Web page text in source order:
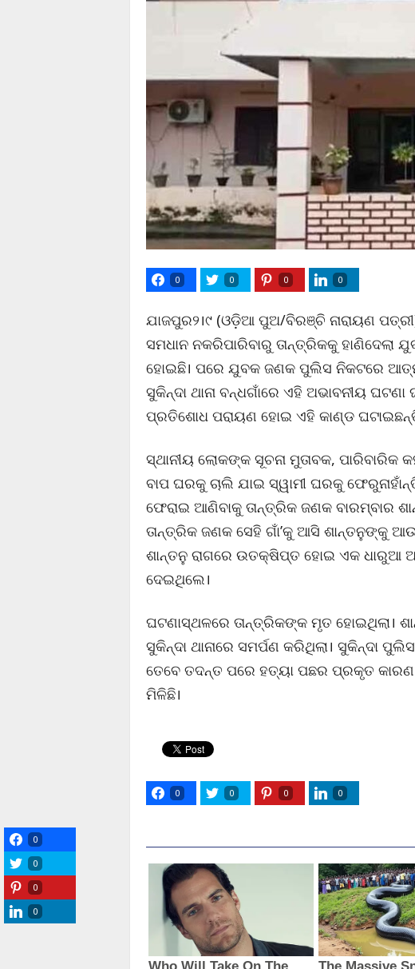
0 0 0 0
ଯାଜପୁର୨।୯ (ଓଡ଼ିଆ ପୁଅ/ବିରଞ୍ଚି ନାରାୟଣ
ସମଧାନ ନକରିପାରିବାରୁ ତାନ୍ତ୍ରିକକୁ
ହୋଇଛି। ପରେ ଯୁବକ ଜଣକ ପୁଲିସ ନିକଟରେ
ସୁକିନ୍ଦା ଥାନା ବନ୍ଧଗାଁରେ ଏହି ଅଭାବନୀୟ ଘଟଣା
ପ୍ରତିଶୋଧ ପରାୟଣ ହୋଇ ଏହି କାଣ୍ଡ
ସ୍ଥାନୀୟ ଲୋକଙ୍କ ସୂଚନା ମୁତାବକ, ପାରିବାରିକ
ବାପ ଘରକୁ ଚାଲି ଯାଇ ସ୍ୱାମୀ ଘରକୁ
ଫେରାଇ ଆଣିବାକୁ ତାନ୍ତ୍ରିକ ଜଣକ ବାରମ୍ବାର
ତାନ୍ତ୍ରିକ ଜଣକ ସେହି ଗାଁ’କୁ ଆସି ଶାନ୍ତନୁଙ୍କୁ
ଶାନ୍ତନୁ ରାଗରେ ଉତକ୍ଷିପ୍ତ ହୋଇ ଏକ ଧାରୁଆ
ଦେଇଥିଲେ।
ଘଟଣାସ୍ଥଳରେ ତାନ୍ତ୍ରିକଙ୍କ ମୃତ ହୋଇଥିଲା।
ସୁକିନ୍ଦା ଥାନାରେ ସମର୍ପଣ କରିଥିଲା। ସୁକିନ୍ଦା
ତେବେ ତଦନ୍ତ ପରେ ହତ୍ୟା ପଛର ପ୍ରକୃତ
ମିଳିଛି।
0 0 0 0
0
0
0
0